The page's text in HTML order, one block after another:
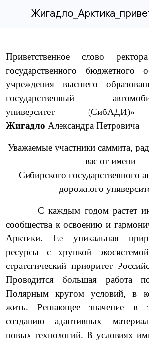
Приветственное слово
государственного бюджетного
учреждения высшего
государственный
университет (СибАДИ)»
Жигадло Александра Петровича
Уважаемые участники саммита, рад
вас от имени
Сибирского государственного
дорожного
С каждым годом растет
сообщества к освоению и
Арктики. Ее уникальная
ресурсы с хрупкой
стратегический приоритет
Проводится большая работа
Полярным кругом условий, в
жить. Решающее значение в
созданию адаптивных
новых технологий. В условиях